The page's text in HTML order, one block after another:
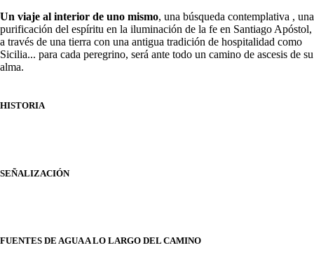
Un viaje al interior de uno mismo, una búsqueda contemplativa , una
purificación del espíritu en la iluminación de la fe en Santiago Apóstol,
a través de una tierra con una antigua tradición de hospitalidad como
Sicilia... para cada peregrino, será ante todo un camino de ascesis de su
alma.
HISTORIA
SEÑALIZACIÓN
FUENTES DE AGUA A LO LARGO DEL CAMINO